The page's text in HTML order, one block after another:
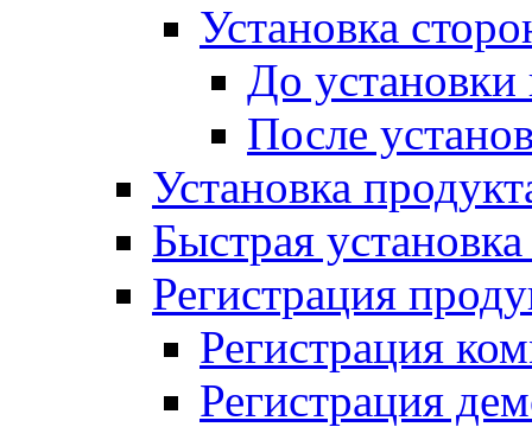
Установка
До установки
После
Установка
Быстрая
Регистрация
Регистрация
Регистрация